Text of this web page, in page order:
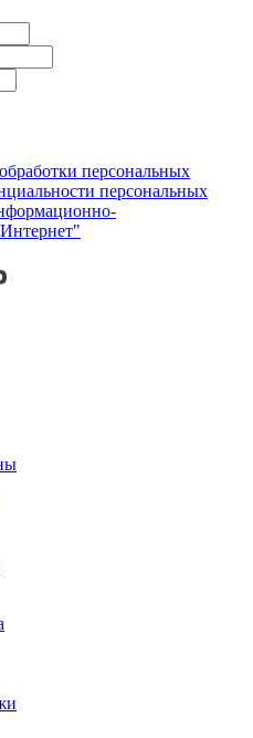
персональных
персональных